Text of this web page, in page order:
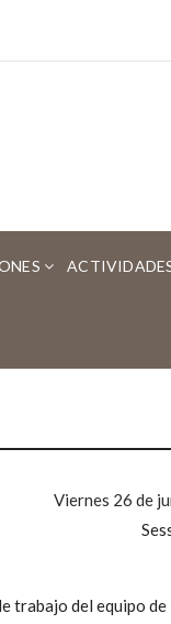
Viernes 26 de
trabajo del equipo